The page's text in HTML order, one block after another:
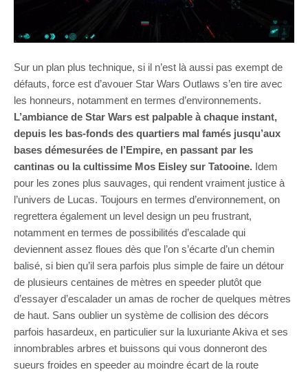
Sur un plan plus technique, si il n’est là aussi pas exempt de
défauts, force est d’avouer Star Wars Outlaws s’en tire avec
les honneurs, notamment en termes d’environnements.
L’ambiance de Star Wars est palpable à chaque instant,
depuis les bas-fonds des quartiers mal famés jusqu’aux
bases démesurées de l’Empire, en passant par les
cantinas ou la cultissime Mos Eisley sur Tatooine. Idem
pour les zones plus sauvages, qui rendent vraiment justice à
l’univers de Lucas. Toujours en termes d’environnement, on
regrettera également un level design un peu frustrant,
notamment en termes de possibilités d’escalade qui
deviennent assez floues dès que l’on s’écarte d’un chemin
balisé, si bien qu’il sera parfois plus simple de faire un détour
de plusieurs centaines de mètres en speeder plutôt que
d’essayer d’escalader un amas de rocher de quelques mètres
de haut. Sans oublier un système de collision des décors
parfois hasardeux, en particulier sur la luxuriante Akiva et ses
innombrables arbres et buissons qui vous donneront des
sueurs froides en speeder au moindre écart de la route